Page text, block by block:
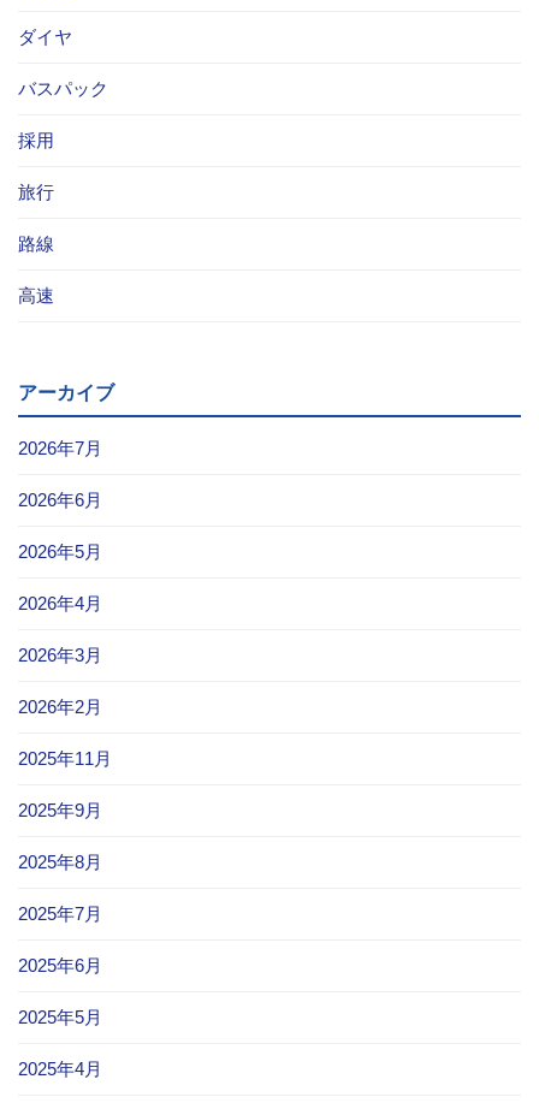
ダイヤ
バスパック
採用
旅行
路線
高速
アーカイブ
2026年7月
2026年6月
2026年5月
2026年4月
2026年3月
2026年2月
2025年11月
2025年9月
2025年8月
2025年7月
2025年6月
2025年5月
2025年4月